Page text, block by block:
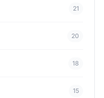
21
20
18
15